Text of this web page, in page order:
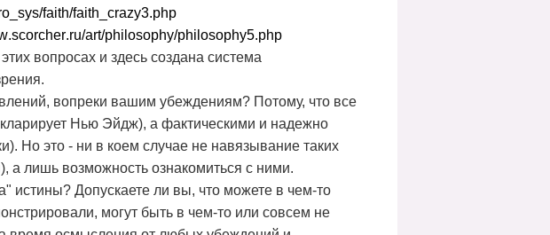
sys/faith/faith crazy3.php
.scorcher.ru/art/philosophy/philosophy5.php
вопросах и здесь создана система
вопреки вашим убеждениям? Потому, что все
Нью Эйдж), а фактическими и надежно
Но это - ни в коем случае не навязывание таких
а лишь возможность ознакомиться с ними.
истины? Допускаете ли вы, что можете в чем-то
могут быть в чем-то или совсем не